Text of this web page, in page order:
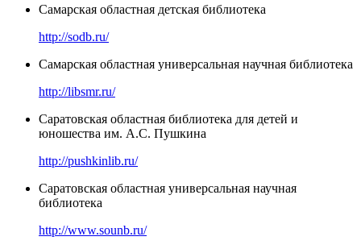
Самарская областная детская библиотека
http://sodb.ru/
Самарская областная универсальная научная библиотека
http://libsmr.ru/
Саратовская областная библиотека для детей и
юношества им. А.С. Пушкина
http://pushkinlib.ru/
Саратовская областная универсальная научная
библиотека
http://www.sounb.ru/